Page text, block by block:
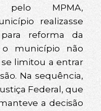
pelo MPMA,
realizasse
reforma da
o município não
limitou a entrar
Na sequência,
Federal, que
a decisão